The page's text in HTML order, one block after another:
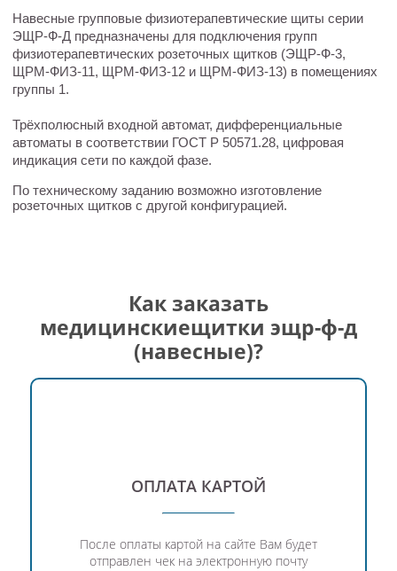
Навесные групповые физиотерапевтические щиты серии
ЭЩР-Ф-Д предназначены для подключения групп
физиотерапевтических розеточных щитков (ЭЩР-Ф-3,
ЩРМ-ФИЗ-11, ЩРМ-ФИЗ-12 и ЩРМ-ФИЗ-13) в помещениях
группы 1.
Трёхполюсный входной автомат, дифференциальные
автоматы в соответствии ГОСТ Р 50571.28, цифровая
индикация сети по каждой фазе.
По техническому заданию возможно изготовление
розеточных щитков с другой конфигурацией.
Как заказать
медицинскиещитки эщр-ф-д
(навесные)?
ОПЛАТА КАРТОЙ
После оплаты картой на сайте Вам будет
отправлен чек на электронную почту